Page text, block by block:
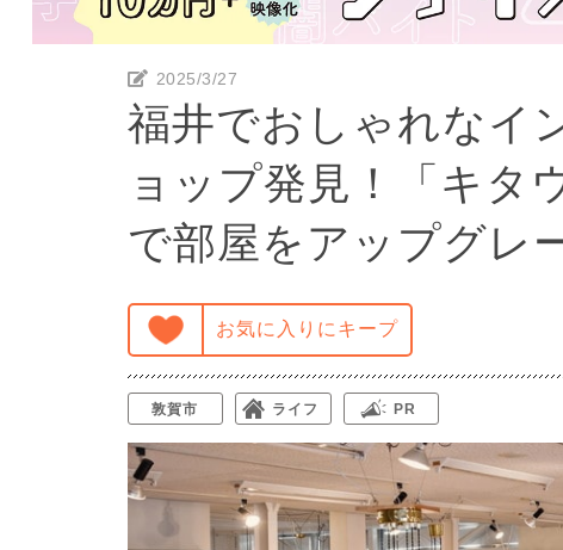
2025/3/27
福井でおしゃれなイ
ョップ発見！「キタ
で部屋をアップグレ
お気に入りにキープ
敦賀市 ライフ PR